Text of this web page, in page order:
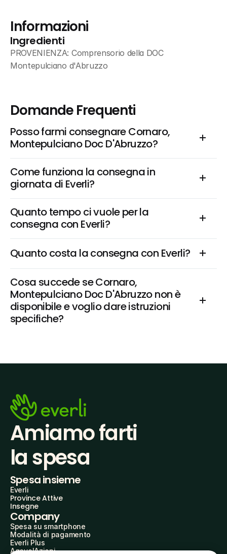
Informazioni
Ingredienti
PROVENIENZA: Comprensorio della DOC
Montepulciano d'Abruzzo
Domande Frequenti
Posso farmi consegnare Cornaro,
Montepulciano Doc D'Abruzzo?
Come funziona la consegna in
giornata di Everli?
Quanto tempo ci vuole per la
consegna con Everli?
Quanto costa la consegna con Everli?
Cosa succede se Cornaro,
Montepulciano Doc D'Abruzzo non è
disponibile e voglio dare istruzioni
specifiche?
Amiamo farti
la spesa
Spesa insieme
Everli
Province Attive
Insegne
Company
Spesa su smartphone
Modalità di pagamento
Everli Plus
AgevolAzioni